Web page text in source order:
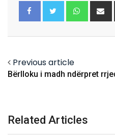
Previous article
Bërlloku i madh ndërpret
Related Articles